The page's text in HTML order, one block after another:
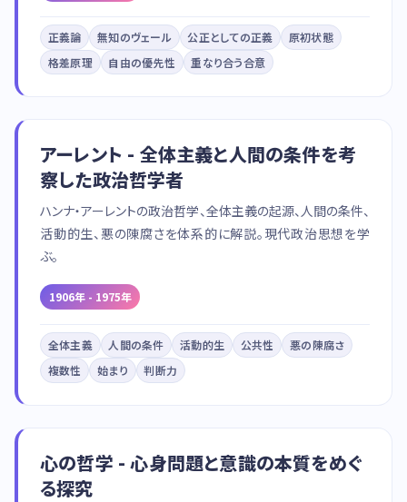
正義論 無知のヴェール 公正としての正義
原初状態
格差原理
自由の優先性 重なり合う合意
アーレント - 全体主義と人間の条件を考
察した政治哲学者
ハンナ・アーレントの政治哲学、全体主義の起源、人間の条件、
活動的生、悪の陳腐さを体系的に解説。現代政治思想を学
ぶ。
1906年 - 1975年
全体主義 人間の条件 活動的生 公共性
悪の陳腐さ
複数性
始まり 判断力
心の哲学 - 心身問題と意識の本質をめぐ
る探究